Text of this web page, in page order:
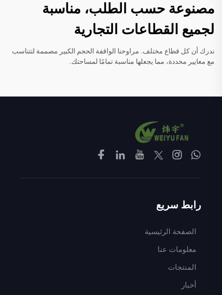
مصنوعة حسب الطلب، مناسبة
لجميع القطاعات التجارية
ندرك أن كل قطاع مختلف. مراوحنا الواقفة الحجم الكبير مصممة لتتناسب
مع معايير محددة، مما يجعلها مناسبة تمامًا لمساحتك.
رابط سريع
الصفحة الرئيسية
معلومات عنا
المنتجات
أخبار